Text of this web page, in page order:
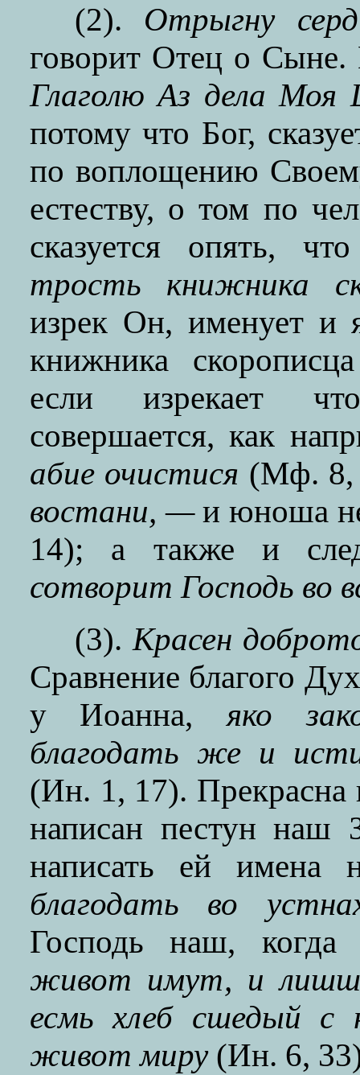
(2). Отрыгну
говорит Отец о Сыне.
Глаголю Аз дела Моя
потому что Бог,
по воплощению
естеству, о том по
сказуется опять,
трость книжника
изрек Он, именует и
книжника
если изрекает
совершается, как
aбиe очистися (Мф.
востани, —и юноша
14); а также и
сотворит Господь во
(3).Красен
Сравнение благого
у Иоанна,яко
благодать же и
(Ин. 1, 17). Прекрасна
написан пестун наш
написать ей
благодать во
Господь наш,
живот имут, и
есмь хлеб сшедый с
живот миру(Ин. 6,